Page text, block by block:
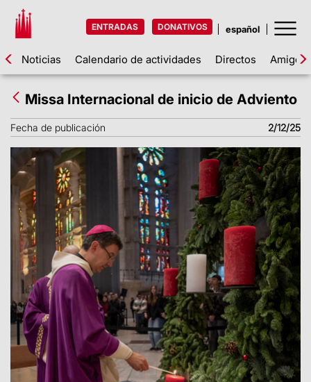
ENTRADAS DONATIVOS
Noticias Calendario de actividades Directos Amigos
Missa Internacional de inicio de Adviento
Fecha de publicación 2/12/25